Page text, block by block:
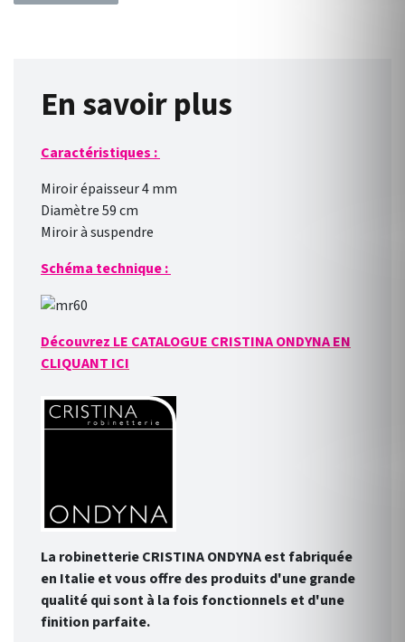
En savoir plus
Caractéristiques :
Miroir épaisseur 4 mm
Diamètre 59 cm
Miroir à suspendre
Schéma technique :
Découvrez LE CATALOGUE CRISTINA ONDYNA EN
CLIQUANT ICI
La robinetterie CRISTINA ONDYNA est fabriquée
en Italie et vous offre des produits d'une grande
qualité qui sont à la fois fonctionnels et d'une
finition parfaite.